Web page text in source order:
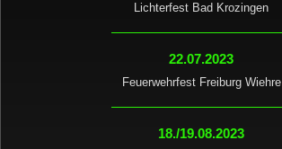
Lichterfest Bad Krozingen
22.07.2023
Feuerwehrfest Freiburg Wiehre
18./19.08.2023